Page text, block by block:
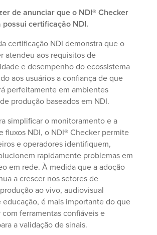
de anunciar que o NDI® Checker
possui certificação NDI.
certificação NDI demonstra que o
atendeu aos requisitos de
e desempenho do ecossistema
aos usuários a confiança de que
perfeitamente em ambientes
produção baseados em NDI.
simplificar o monitoramento e a
fluxos NDI, o NDI® Checker permite
e operadores identifiquem,
rapidamente problemas em
em rede. À medida que a adoção
a crescer nos setores de
ao vivo, audiovisual
é mais importante do que
com ferramentas confiáveis e
a validação de sinais.